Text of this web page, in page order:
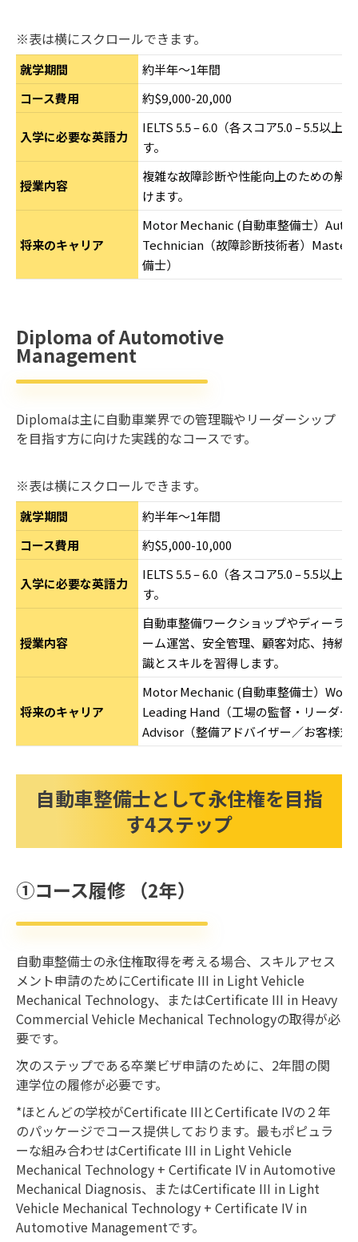
※表は横にスクロールできます。
就学期間
約半年～1年間
コース費用
約$9,000-20,000
入学に必要な英語力
IELTS 5.5 – 6.0（各スコア5.0 – 5.5以上
す。
授業内容
複雑な故障診断や性能向上のための解
けます。
将来のキャリア
Motor Mechanic (自動車整備士）
Technician（故障診断技術者）Master
備士）
Diploma of Automotive
Management
Diplomaは主に自動車業界での管理職やリーダーシップ
を目指す方に向けた実践的なコースです。
※表は横にスクロールできます。
就学期間
約半年～1年間
コース費用
約$5,000-10,000
入学に必要な英語力
IELTS 5.5 – 6.0（各スコア5.0 – 5.5以上
す。
授業内容
自動車整備ワークショップやディーラ
ーム運営、安全管理、顧客対応、持続
識とスキルを習得します。
将来のキャリア
Motor Mechanic (自動車整備士）
Leading Hand（工場の監督・リーダ
Advisor（整備アドバイザー／お客様対
自動車整備士として永住権を目指
す4ステップ
①コース履修 （2年）
自動車整備士の永住権取得を考える場合、スキルアセス
メント申請のためにCertificate III in Light Vehicle
Mechanical Technology、またはCertificate III in Heavy
Commercial Vehicle Mechanical Technologyの取得が必
要です。
次のステップである卒業ビザ申請のために、2年間の関
連学位の履修が必要です。
*ほとんどの学校がCertificate IIIとCertificate IVの２年
のパッケージでコース提供しております。最もポピュラ
ーな組み合わせはCertificate III in Light Vehicle
Mechanical Technology + Certificate IV in Automotive
Mechanical Diagnosis、またはCertificate III in Light
Vehicle Mechanical Technology + Certificate IV in
Automotive Managementです。